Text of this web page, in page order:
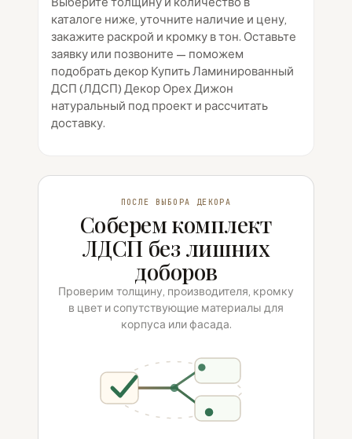
каталоге ниже, уточните наличие и цену,
закажите раскрой и кромку в тон. Оставьте
заявку или позвоните — поможем
подобрать декор Купить Ламинированный
ДСП (ЛДСП) Декор Орех Дижон
натуральный под проект и рассчитать
доставку.
ПОСЛЕ ВЫБОРА ДЕКОРА
Соберем комплект
ЛДСП без лишних
доборов
Проверим толщину, производителя, кромку
в цвет и сопутствующие материалы для
корпуса или фасада.